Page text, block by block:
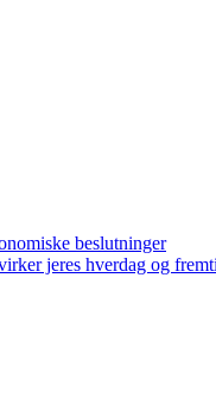
beslutninger
jeres hverdag og